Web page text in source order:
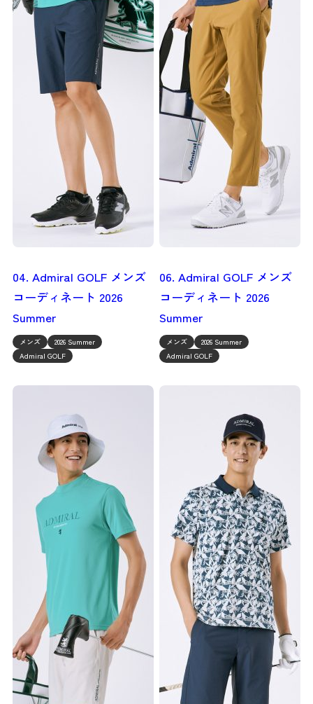
04. Admiral GOLF メンズ
コーディネート 2026
Summer
メンズ
2026 Summer
Admiral GOLF
06. Admiral GOLF メンズ
コーディネート 2026
Summer
メンズ
2026 Summer
Admiral GOLF